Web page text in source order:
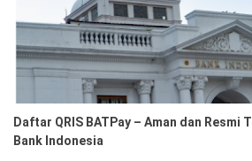
Daftar QRIS BATPay – Aman dan Resmi
Bank Indonesia